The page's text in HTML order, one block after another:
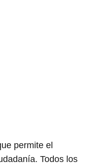
permite el
Todos los